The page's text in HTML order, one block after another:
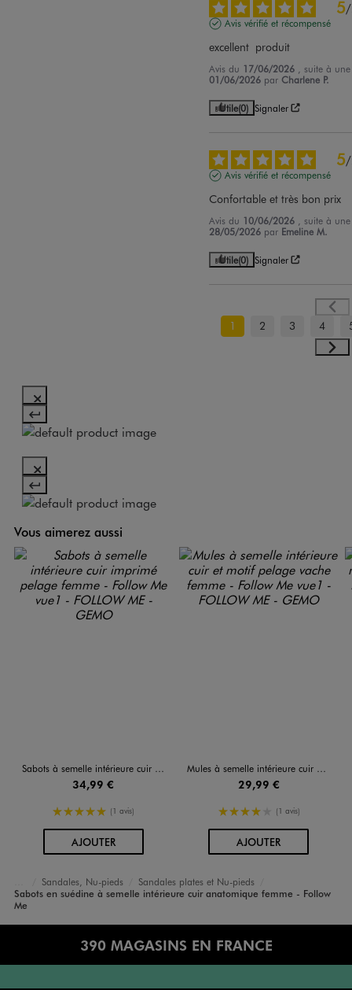
5/
Avis vérifié et récompensé
excellent  produit
Avis du 17/06/2026
, suite à
01/06/2026 parCharlene P.
Utile(0) Signaler
5/
Avis vérifié et récompensé
Confortable et très bon prix
Avis du 10/06/2026
, suite à
28/05/2026 par Emeline M.
Utile(0) Signaler
1 2 3 4
Vous aimerez aussi
Sabots à semelle intérieure cuir imprimé pelage femme - Follow Me
34,99 €
5/5 de moyenne
(1 avis)
AJOUTERAU PANIER
Mules à semelle intérieure cuir et motif pelage vache femme - Follow Me
29,99 €
4/5 de moyenne
(1 avis)
AJOUTERAU PANIER
Accueil
Femme
Chaussures
Sandales, Nu-pieds
Sandales plates et Nu-pieds
Sabots en suédine à semelle intérieure cuir anatomique femme - Follow
Me
390 MAGASINS EN FRANCE